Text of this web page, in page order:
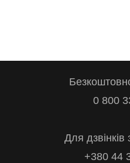
0 800
Для дзвінків
+380 44